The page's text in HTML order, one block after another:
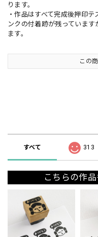
ります。
・作品はすべて完成後押印
ンクの付着跡が残っていま
ます。
この
すべて 313
こちらの作